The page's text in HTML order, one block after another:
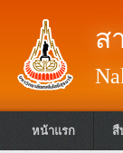
ส
หน้าแรก สื